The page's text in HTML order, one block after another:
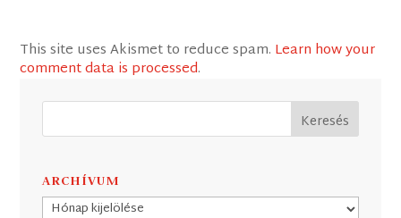
This site uses Akismet to reduce spam. Learn how your
comment data is processed.
ARCHÍVUM
Archívum